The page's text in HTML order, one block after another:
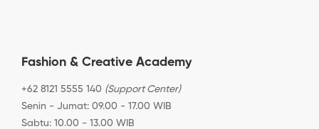
Fashion & Creative Academy
+62 8121 5555 140 (Support Center)
Senin - Jumat: 09.00 - 17.00 WIB
Sabtu: 10.00 - 13.00 WIB